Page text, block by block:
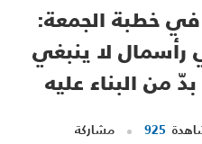
في خطبة الجمعة:
رأسمال لا ينبغي
من البناء عليه
925 مشاركة